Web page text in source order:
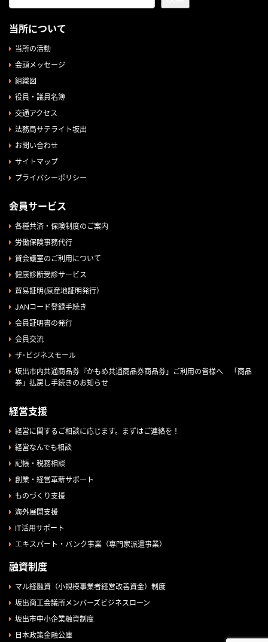
当所について
当所の活動
会頭メッセージ
組織図
役員・議員名簿
交通アクセス
法務局サテライト坂出
お問い合わせ
サイトマップ
プライバシーポリシー
会員サービス
各種共済・保険制度のご案内
労働保険事務代行
貸会議室のご利用について
健康診断受診サービス
貿易証明(原産地証明発行）
JANコード登録手続き
会員証明書の発行
会員交流
ザ･ビジネスモール
坂出市内共通商品券『かもめ共通商品券商品券」ご利用の皆様へ 「商品
券」払戻し手続きのお知らせ
経営支援
経営に関するご相談に応じます。まずはご連絡を！
経営なんでも相談
記帳・税務相談
創業・経営革新サポート
ものづくり支援
海外展開支援
IT活用サポート
エキスパート・バンク事業（専門家派遣事業）
融資制度
マル経融資（小規模事業者経営改善資金）制度
坂出商工会議所メンバーズビジネスローン
坂出市中小企業融資制度
日本政策金融公庫